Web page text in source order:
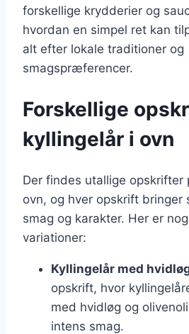
forskellige krydderier og
hvordan en simpel ret kan
alt efter lokale traditioner og
smagspræferencer.
Forskellige
kyllingelår i ovn
Der findes utallige opskrifter
ovn, og hver opskrift bringer
smag og karakter. Her er
variationer:
Kyllingelår med
opskrift, hvor
med hvidløg og
intens smag.